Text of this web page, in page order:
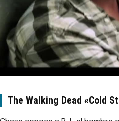
The Walking Dead «Cold